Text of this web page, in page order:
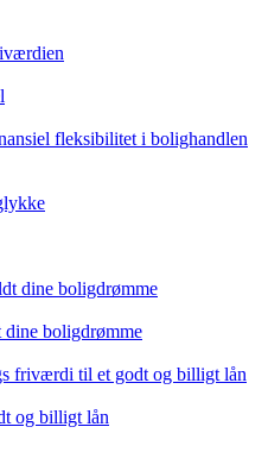
fleksibilitet i bolighandlen
boligdrømme
og billigt lån